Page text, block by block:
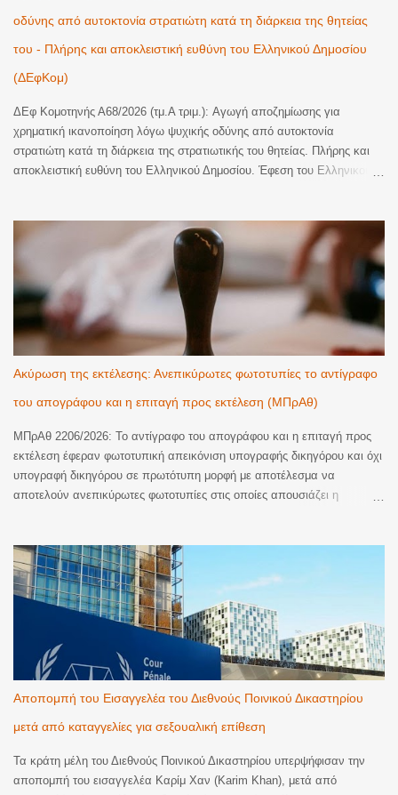
οδύνης από αυτοκτονία στρατιώτη κατά τη διάρκεια της θητείας
του - Πλήρης και αποκλειστική ευθύνη του Ελληνικού Δημοσίου
(ΔΕφΚομ)
ΔΕφ Κομοτηνής Α68/2026 (τμ.Α τριμ.): Αγωγή αποζημίωσης για
χρηματική ικανοποίηση λόγω ψυχικής οδύνης από αυτοκτονία
στρατιώτη κατά τη διάρκεια της στρατιωτικής του θητείας. Πλήρης και
αποκλειστική ευθύνη του Ελληνικού Δημοσίου. Έφεση του Ελληνικού
αγωγή αποζημίωσης για χρηματική ικανοποίηση λόγω ψυχικής οδύνης
και αναγνωρίστηκε η υποχρέωση του εκκαλούντος Δημοσίου να
καταβάλει στην εφεσίβλητη το συνολικό ποσό των 110.000€ (70.000€
ατομικά και 40.000€ ως μοναδική κληρονόμο των αποβιωσάντων
γονέων της, ήτοι 20.000€ για λογαριασμό εκάστου), ως εύλογη
χρηματική ικανοποίηση για την ψυχική οδύνη που υπέστησαν η ίδια και
οι δικαιοπάροχοί της από τον θάνατο, δι' αυτοκτονίας, του υιού της και
εγγονού των τελευταίων, κατά τη διάρκεια της στρατιωτικής του θητείας
κατά την έννοια του άρθρου 76 παρ. 2 ΚΔΔ/...
Ακύρωση της εκτέλεσης: Ανεπικύρωτες φωτοτυπίες το αντίγραφο
του απογράφου και η επιταγή προς εκτέλεση (ΜΠρΑθ)
ΜΠρΑθ 2206/2026: Το αντίγραφο του απογράφου και η επιταγή προς
εκτέλεση έφεραν φωτοτυπική απεικόνιση υπογραφής δικηγόρου και όχι
υπογραφή δικηγόρου σε πρωτότυπη μορφή με αποτέλεσμα να
αποτελούν ανεπικύρωτες φωτοτυπίες στις οποίες απουσιάζει η
Πρωτοδικείου Αθηνών (Περιουσιακές διαφορές – Ανακοπές Εκτέλεσης)
έγινε δεκτός λόγος ανακοπής που αφορούσε την έλλειψη αποδεικτικής
ισχύος του αντιγράφου εξ απογράφου εκτελεστού που κοινοποιήθηκε
με την επιταγή προς πληρωμή για να ξεκινήσει η διαδικασία της
εκτέλεσης. Όπως κρίθηκε, το αντίγραφο εξ απογράφου εκτελεστού
που κοινοποιήθηκε δεν είχε επικυρωθεί αυτοτελώς και νομίμως παρότι
αποτελεί διακριτό έγγραφο από την επιταγή. Παράλληλα, και η επιταγή
προς πληρωμή που κοινοποιήθηκε δεν έφερε πρωτότυπη υπογραφή
έγγραφα στερούνταν της απαιτούμενης αποδε...
Αποπομπή του Εισαγγελέα του Διεθνούς Ποινικού Δικαστηρίου
μετά από καταγγελίες για σεξουαλική επίθεση
Τα κράτη μέλη του Διεθνούς Ποινικού Δικαστηρίου υπερψήφισαν την
αποπομπή του εισαγγελέα Καρίμ Χαν (Karim Khan), μετά από